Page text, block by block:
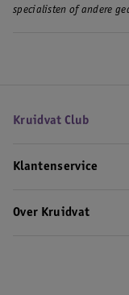
specialisten of andere
Kruidvat Club
Klantenservice
Over Kruidvat